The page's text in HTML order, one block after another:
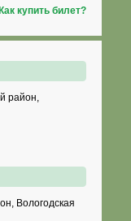
купить билет?
район,
Вологодская